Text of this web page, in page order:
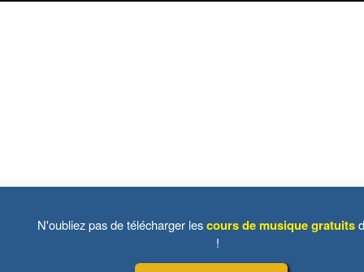
N'oubliez pas de télécharger lescours de musique gratuits
!